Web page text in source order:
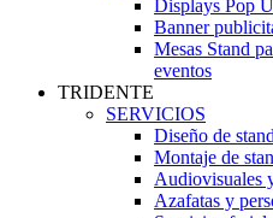
Displays Pop
Banner
Mesas Stand
eventos
TRIDENTE
SERVICIOS
Diseño de
Montaje de
Audiovisuales
Azafatas y